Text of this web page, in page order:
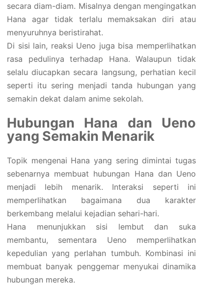
secara diam-diam. Misalnya dengan mengingatkan
Hana agar tidak terlalu memaksakan diri atau
menyuruhnya beristirahat.
Di sisi lain, reaksi Ueno juga bisa memperlihatkan
rasa pedulinya terhadap Hana. Walaupun tidak
selalu diucapkan secara langsung, perhatian kecil
seperti itu sering menjadi tanda hubungan yang
semakin dekat dalam anime sekolah.
Hubungan Hana dan Ueno
yang Semakin Menarik
Topik mengenai Hana yang sering dimintai tugas
sebenarnya membuat hubungan Hana dan Ueno
menjadi lebih menarik. Interaksi seperti ini
memperlihatkan bagaimana dua karakter
berkembang melalui kejadian sehari-hari.
Hana menunjukkan sisi lembut dan suka
membantu, sementara Ueno memperlihatkan
kepedulian yang perlahan tumbuh. Kombinasi ini
membuat banyak penggemar menyukai dinamika
hubungan mereka.